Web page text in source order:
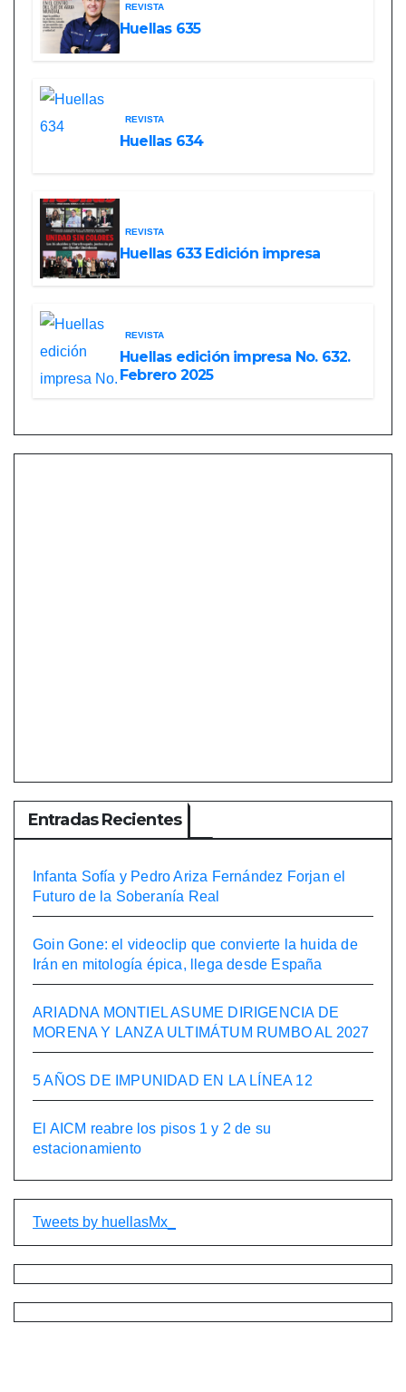
REVISTA
Huellas 635
REVISTA
Huellas 634
REVISTA
Huellas 633 Edición impresa
REVISTA
Huellas edición impresa No. 632.
Febrero 2025
Entradas Recientes
Infanta Sofía y Pedro Ariza Fernández Forjan el
Futuro de la Soberanía Real
Goin Gone: el videoclip que convierte la huida de
Irán en mitología épica, llega desde España
ARIADNA MONTIEL ASUME DIRIGENCIA DE
MORENA Y LANZA ULTIMÁTUM RUMBO AL 2027
5 AÑOS DE IMPUNIDAD EN LA LÍNEA 12
El AICM reabre los pisos 1 y 2 de su
estacionamiento
Tweets by huellasMx_